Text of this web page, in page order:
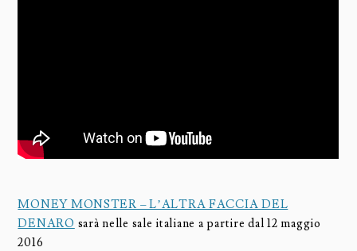
MONEY MONSTER – L’ALTRA FACCIA DEL
DENARO sarà nelle sale italiane a partire dal 12 maggio
2016